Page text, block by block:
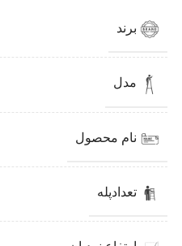
برند
مدل
نام محصول
تعدادپله